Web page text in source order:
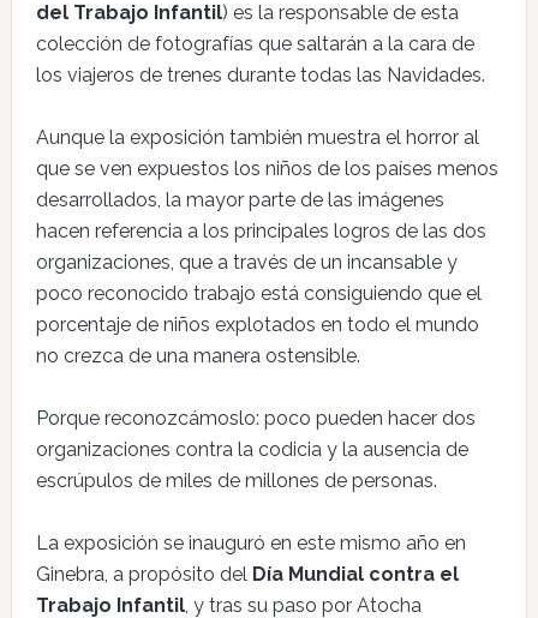
del Trabajo Infantil) es la responsable de esta
colección de fotografías que saltarán a la cara de
los viajeros de trenes durante todas las Navidades.
Aunque la exposición también muestra el horror al
que se ven expuestos los niños de los países menos
desarrollados, la mayor parte de las imágenes
hacen referencia a los principales logros de las dos
organizaciones, que a través de un incansable y
poco reconocido trabajo está consiguiendo que el
porcentaje de niños explotados en todo el mundo
no crezca de una manera ostensible.
Porque reconozcámoslo: poco pueden hacer dos
organizaciones contra la codicia y la ausencia de
escrúpulos de miles de millones de personas.
La exposición se inauguró en este mismo año en
Ginebra, a propósito del Día Mundial contra el
Trabajo Infantil, y tras su paso por Atocha